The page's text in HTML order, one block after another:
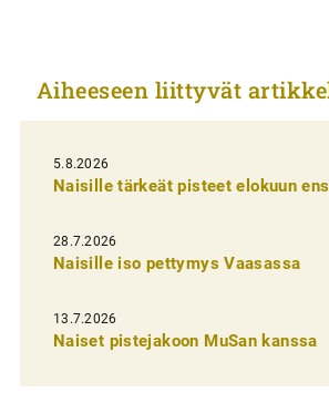
k
e
l
i
e
n
e
Aiheeseen liittyvät
5.8.2026
Naisille tärkeät pisteet elokuun
28.7.2026
Naisille iso pettymys Vaasassa
13.7.2026
Naiset pistejakoon MuSan kanssa